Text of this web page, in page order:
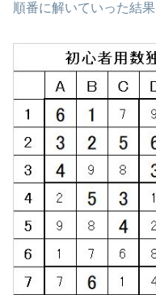
順番に解いていった結